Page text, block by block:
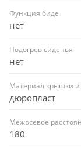
Функция биде
нет
Подогрев сиденья
нет
Материал крышки и
дюропласт
Межосевое
180